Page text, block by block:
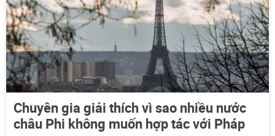
Chuyên gia giải thích vì sao nhiều nước
châu Phi không muốn hợp tác với Pháp